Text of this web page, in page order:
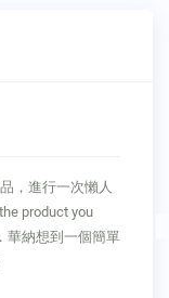
，進行一次懶人
product you
華納想到一個簡單